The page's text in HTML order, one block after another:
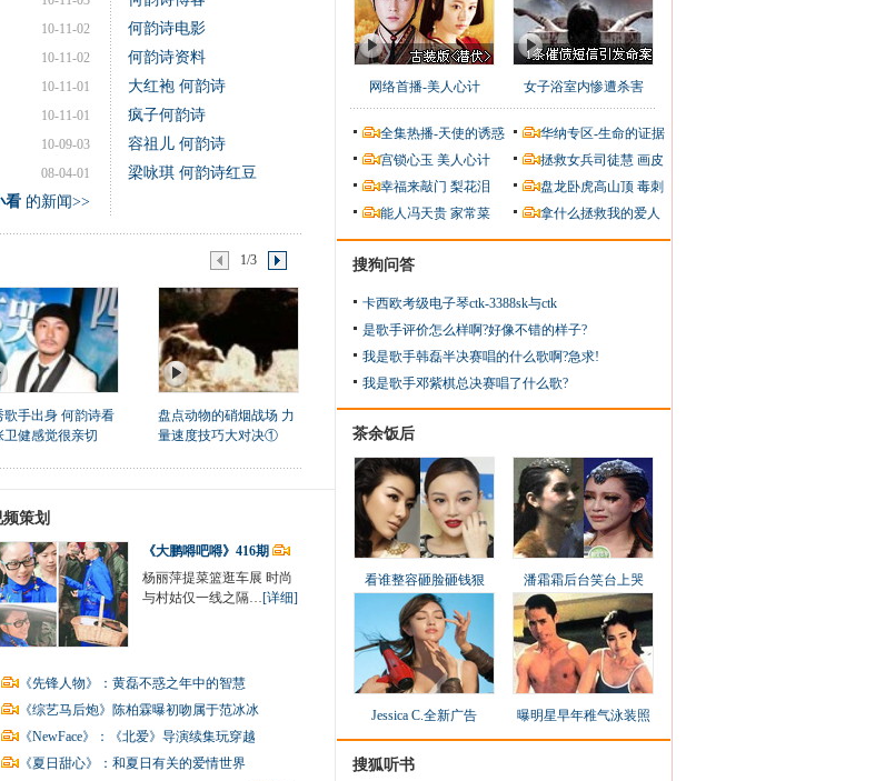
10-11-02
10-11-02
10-11-01
10-11-01
10-09-03
08-04-01
看的新闻>>
何韵诗电影
何韵诗资料
大红袍 何韵诗
疯子何韵诗
容祖儿 何韵诗
梁咏琪 何韵诗红豆
1/3
歌手出身 何韵诗看
卫健感觉很亲切
盘点动物的硝烟战场 力
量速度技巧大对决①
策划
《大鹏嘚吧嘚》416期
杨丽萍提菜篮逛车展 时尚
与村姑仅一线之隔…[详细]
《先锋人物》：黄磊不惑之年中的智慧
《综艺马后炮》陈柏霖曝初吻属于范冰冰
《NewFace》：《北爱》导演续集玩穿越
《夏日甜心》：和夏日有关的爱情世界
网络首播-美人心计 女子浴室内惨遭杀害
全集热播-天使的诱惑
华纳专区-生命的证据
宫锁心玉 美人心计 拯救女兵司徒慧 画皮
幸福来敲门 梨花泪 盘龙卧虎高山顶 毒刺
能人冯天贵 家常菜 拿什么拯救我的爱人
搜狗问答
卡西欧考级电子琴ctk-3388sk与ctk
是歌手评价怎么样啊?好像不错的样子?
我是歌手韩磊半决赛唱的什么歌啊?急求!
我是歌手邓紫棋总决赛唱了什么歌?
茶余饭后
看谁整容砸脸砸钱狠 潘霜霜后台笑台上哭
Jessica C.全新广告 曝明星早年稚气泳装照
搜狐听书